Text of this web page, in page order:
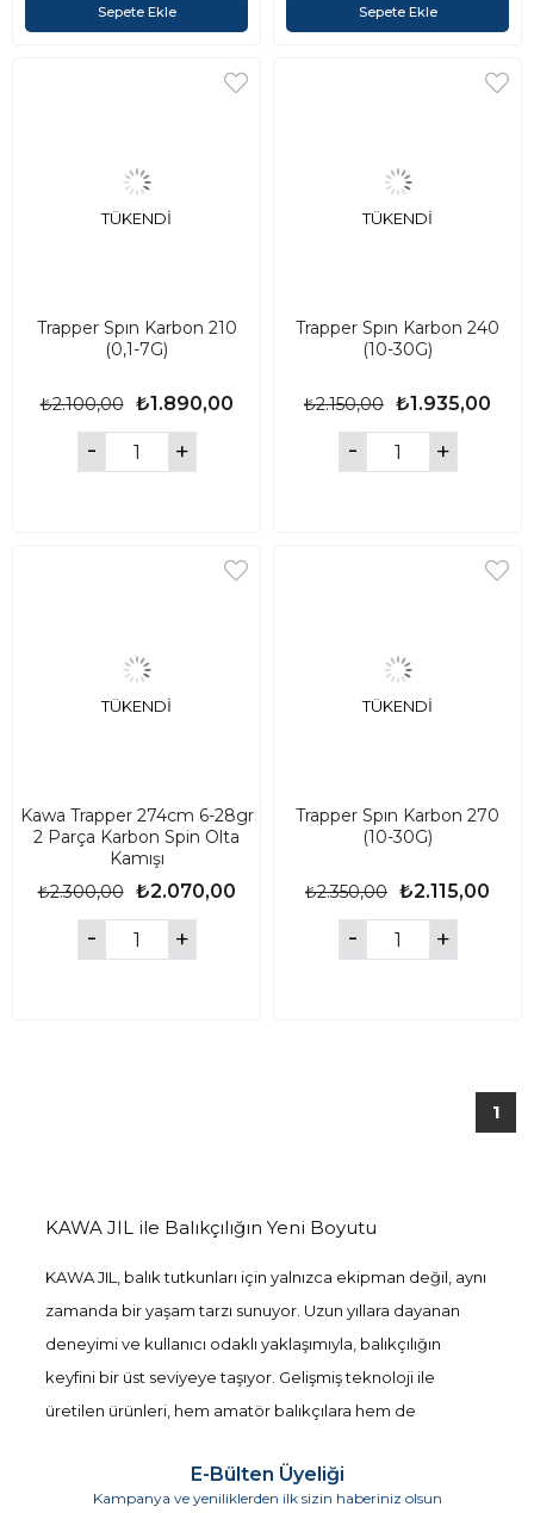
Sepete Ekle Sepete Ekle
TÜKENDI
Trapper Spın Karbon 210
(0,1-7G)
₺1.890,00
₺2.100,00
TÜKENDI
Trapper Spın Karbon 240
(10-30G)
₺1.935,00
₺2.150,00
TÜKENDI
Kawa Trapper 274cm 6-28gr
2 Parça Karbon Spin Olta
Kamışı
₺2.070,00
₺2.300,00
TÜKENDI
Trapper Spın Karbon 270
(10-30G)
₺2.115,00
₺2.350,00
1
KAWA JIL ile Balıkçılığın Yeni Boyutu
KAWA JIL, balık tutkunları için yalnızca ekipman değil, aynı
zamanda bir yaşam tarzı sunuyor. Uzun yıllara dayanan
deneyimi ve kullanıcı odaklı yaklaşımıyla, balıkçılığın
keyfini bir üst seviyeye taşıyor. Gelişmiş teknoloji ile
üretilen ürünleri, hem amatör balıkçılara hem de
doğanın tadını çıkarabilirsiniz.E-Bülten Üyeliği
Kampanya ve yeniliklerden ilk sizin haberiniz olsun